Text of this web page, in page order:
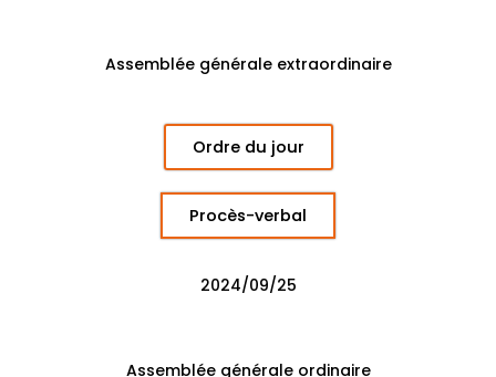
Assemblée générale extraordinaire
Ordre du jour
Procès-verbal
2024/09/25
Assemblée générale ordinaire